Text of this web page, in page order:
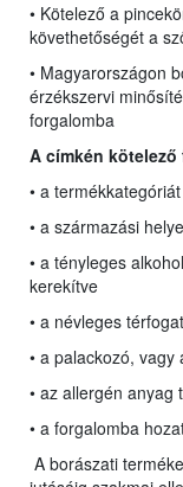
• Kötelező a
követhetőségét a
• Magyarországon
érzékszervi
forgalomba
A címkén
• a termékkategóriát
• a származási
• a tényleges
kerekítve
• a névleges
• a palackozó,
• az allergén anyag
• a forgalomba
A borászati